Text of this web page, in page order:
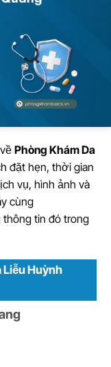
Phòng Khám Da
đặt hẹn, thời gian
vụ, hình ảnh và
cùng
tin đó trong
Liễu Huỳnh